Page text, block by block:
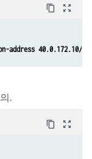
content_copy zoom_out_map
40.0.172.10/32
.
content_copy zoom_out_map